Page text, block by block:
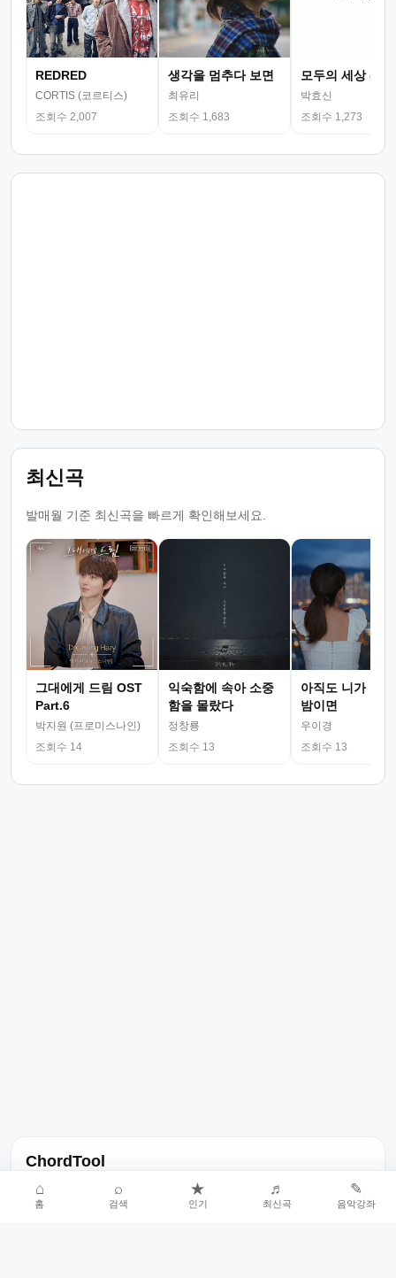
REDRED
CORTIS (코르티스)
조회수 2,007
생각을 멈추다 보면
최유리
조회수 1,683
모두의 세상 (뮤
박효신
조회수 1,273
최신곡
발매월 기준 최신곡을 빠르게 확인해보세요.
그대에게 드림 OST
Part.6
박지원 (프로미스나인)
조회수 14
익숙함에 속아 소중
함을 몰랐다
정창룡
조회수 13
아직도 니가 그
밤이면
우이경
조회수 13
ChordTool
노래 가사, 곡 정보, 코드, 악보를 한곳에서 찾을 수 있는 음악 정보
서비스입니다.
⌂
홈
⌕
검색
★
인기
♬
최신곡
✎
음악강좌